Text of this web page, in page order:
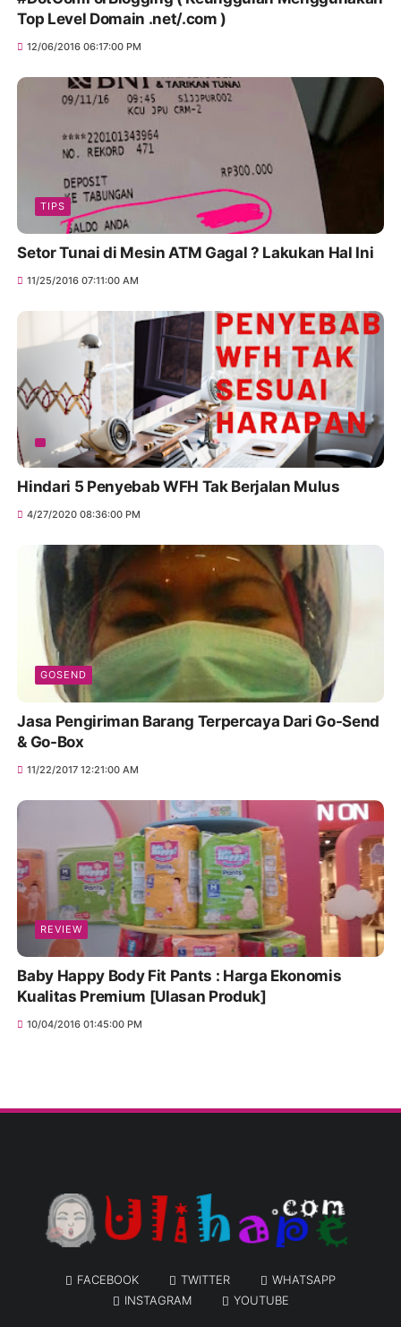
Top Level Domain .net/.com )
12/06/2016 06:17:00 PM
TIPS
Setor Tunai di Mesin ATM Gagal ? Lakukan Hal Ini
11/25/2016 07:11:00 AM
Hindari 5 Penyebab WFH Tak Berjalan Mulus
4/27/2020 08:36:00 PM
GOSEND
Jasa Pengiriman Barang Terpercaya Dari Go-Send
& Go-Box
11/22/2017 12:21:00 AM
REVIEW
Baby Happy Body Fit Pants : Harga Ekonomis
Kualitas Premium [Ulasan Produk]
10/04/2016 01:45:00 PM
FACEBOOK TWITTER
WHATSAPP
INSTAGRAM
YOUTUBE